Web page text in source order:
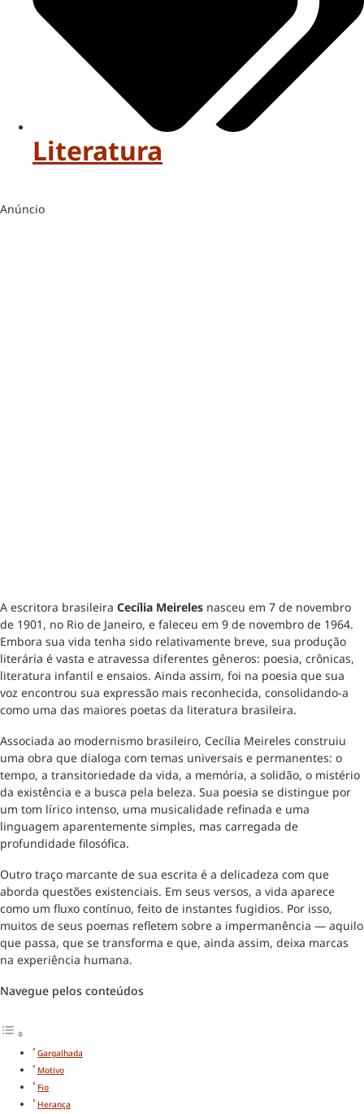
Literatura
Anúncio
A escritora brasileira Cecília Meireles nasceu em 7 de novembro
de 1901, no Rio de Janeiro, e faleceu em 9 de novembro de 1964.
Embora sua vida tenha sido relativamente breve, sua produção
literária é vasta e atravessa diferentes gêneros: poesia, crônicas,
literatura infantil e ensaios. Ainda assim, foi na poesia que sua
voz encontrou sua expressão mais reconhecida, consolidando-a
como uma das maiores poetas da literatura brasileira.
Associada ao modernismo brasileiro, Cecília Meireles construiu
uma obra que dialoga com temas universais e permanentes: o
tempo, a transitoriedade da vida, a memória, a solidão, o mistério
da existência e a busca pela beleza. Sua poesia se distingue por
um tom lírico intenso, uma musicalidade refinada e uma
linguagem aparentemente simples, mas carregada de
profundidade filosófica.
Outro traço marcante de sua escrita é a delicadeza com que
aborda questões existenciais. Em seus versos, a vida aparece
como um fluxo contínuo, feito de instantes fugidios. Por isso,
muitos de seus poemas refletem sobre a impermanência — aquilo
que passa, que se transforma e que, ainda assim, deixa marcas
na experiência humana.
Navegue pelos conteúdos
Gargalhada
Motivo
Fio
Herança